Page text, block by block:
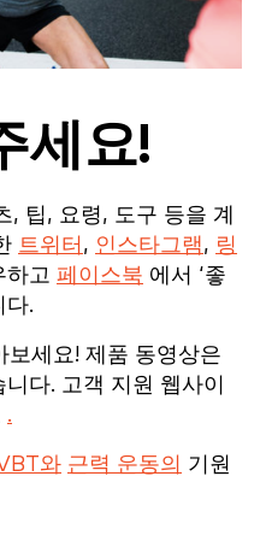
세요!
, 팁, 요령, 도구 등을 계
트위터 , 인스타그램, 링
하고 페이스북 에서 ‘좋
다.
세요! 제품 동영상은
다. 고객 지원 웹사이
.
와 근력 운동의 기원